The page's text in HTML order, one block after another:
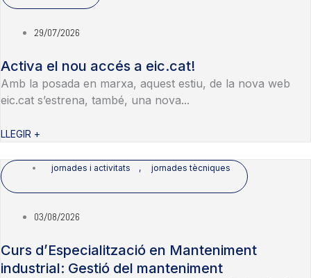
29/07/2026
Activa el nou accés a eic.cat!
Amb la posada en marxa, aquest estiu, de la nova web
eic.cat s’estrena, també, una nova...
LLEGIR +
jornades i activitats , jornades tècniques
03/08/2026
Curs d’Especialització en Manteniment
industrial: Gestió del manteniment